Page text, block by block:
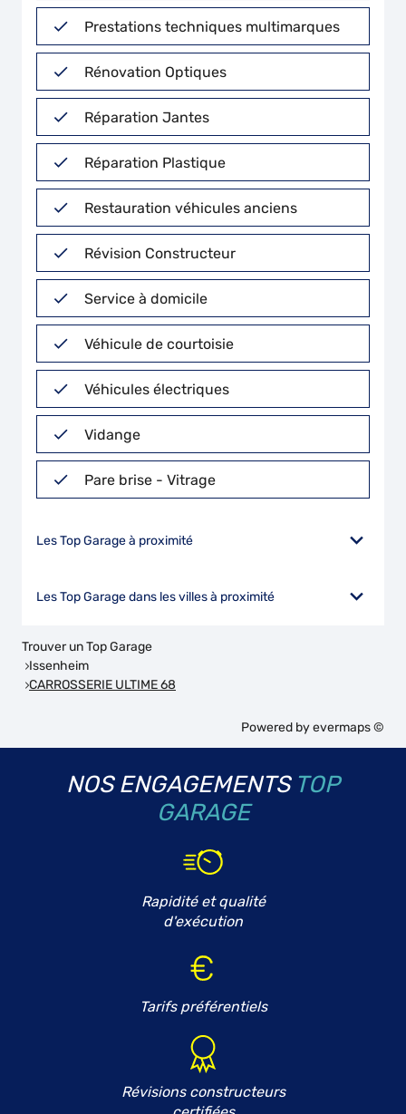
Prestations techniques multimarques
Rénovation Optiques
Réparation Jantes
Réparation Plastique
Restauration véhicules anciens
Révision Constructeur
Service à domicile
Véhicule de courtoisie
Véhicules électriques
Vidange
Pare brise - Vitrage
Les Top Garage à proximité
Les Top Garage dans les villes à proximité
Trouver un Top Garage
Issenheim
CARROSSERIE ULTIME 68
Powered byevermaps ©
NOS ENGAGEMENTS TOP
GARAGE
Rapidité et qualité
d'exécution
Tarifs préférentiels
Révisions constructeurs